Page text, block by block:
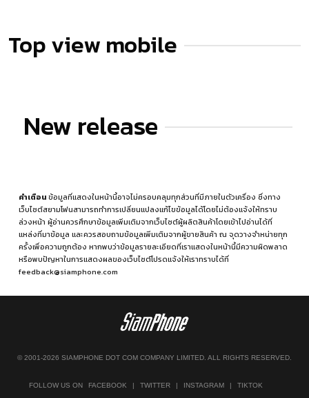
Top view mobile
New release
คำเตือนข้อมูลที่แสดงในหน้านี้อาจไม่ครอบคลุมทุกส่วนที่มีภายในตัวเครื่อง ซึ่งทาง
เว็บไซต์สยามโฟนสามารถทำการเปลี่ยนแปลงแก้ไขข้อมูลได้โดยไม่ต้องแจ้งให้ทราบ
ล่วงหน้า ผู้อ่านควรศึกษาข้อมูลเพิ่มเติมจากเว็บไซต์ผู้ผลิตสินค้าโดยเข้าไปอ่านได้ที่
แหล่งที่มาข้อมูล และควรสอบถามข้อมูลเพิ่มเติมจากผู้ขายสินค้า ณ จุดวางจำหน่ายทุก
ครั้งเพื่อความถูกต้อง หากพบว่าข้อมูลรายละเอียดที่เราแสดงในหน้านี้มีความผิดพลาด
หรือพบปัญหาในการแสดงผลของเว็บไซต์โปรดแจ้งให้เราทราบได้ที่
feedback@siamphone.com
© 2001-2026 SIAMPHONE DOT COM COMPANY LIMITED. ALL RIGHTS RESERVED.
FOLLOW US ON FACEBOOK | TWITTER | INSTAGRAM | TIKTOK